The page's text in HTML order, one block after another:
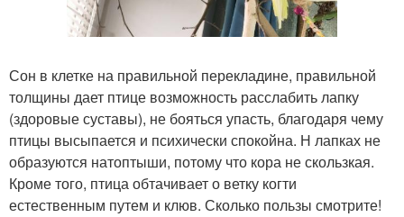
Сон в клетке на правильной перекладине, правильной
толщины дает птице возможность расслабить лапку
(здоровые суставы), не бояться упасть, благодаря чему
птицы высыпается и психически спокойна. Н лапках не
образуются натоптыши, потому что кора не скользкая.
Кроме того, птица обтачивает о ветку когти
естественным путем и клюв. Сколько пользы смотрите!